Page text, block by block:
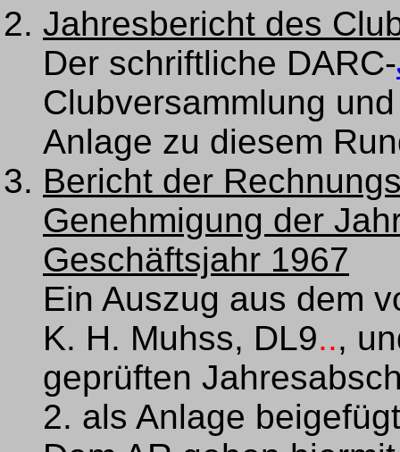
Jahresbericht des
Der schriftliche DARC-
Clubversammlung
Anlage zu diesem
Bericht der
Genehmigung der
Geschäftsjahr 1967
Ein Auszug aus dem
K. H. Muhss, DL9..,
geprüften
2. als Anlage